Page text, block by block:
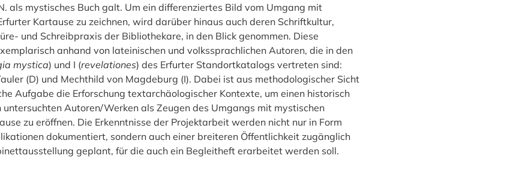
als mystisches Buch galt. Um ein differenziertes Bild vom Umgang mit
Kartause zu zeichnen, wird darüber hinaus auch deren Schriftkultur,
und Schreibpraxis der Bibliothekare, in den Blick genommen. Diese
anhand von lateinischen und volkssprachlichen Autoren, die in den
mystica) und I (revelationes) des Erfurter Standortkatalogs vertreten sind:
(D) und Mechthild von Magdeburg (I). Dabei ist aus methodologischer Sicht
Aufgabe die Erforschung textarchäologischer Kontexte, um einen historisch
Autoren/Werken als Zeugen des Umgangs mit mystischen
zu eröffnen. Die Erkenntnisse der Projektarbeit werden nicht nur in Form
dokumentiert, sondern auch einer breiteren Öffentlichkeit zugänglich
geplant, für die auch ein Begleitheft erarbeitet werden soll.